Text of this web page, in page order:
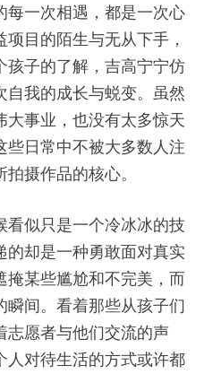
每一次相遇，都是一次心
目的陌生与无从下手，
孩子的了解，吉高宁宁仿
我的成长与蜕变。虽然
事业，也没有太多惊天
日常中不被大多数人注
摄作品的核心。
看似只是一个冷冰冰的技
却是一种勇敢面对真实
某些尴尬和不完美，而
瞬间。看着那些从孩子们
志愿者与他们交流的声
人对待生活的方式或许都